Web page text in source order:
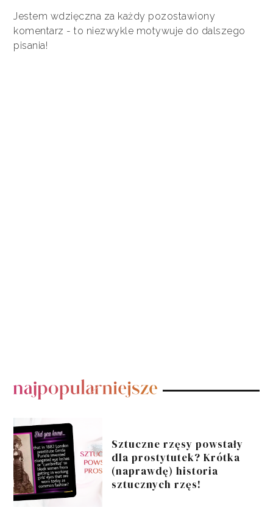
Jestem wdzięczna za każdy pozostawiony
komentarz - to niezwykle motywuje do dalszego
pisania!
POPULARNE POSTY
Sztuczne rzęsy powstały
dla prostytutek? Krótka
(naprawdę) historia
sztucznych rzęs!